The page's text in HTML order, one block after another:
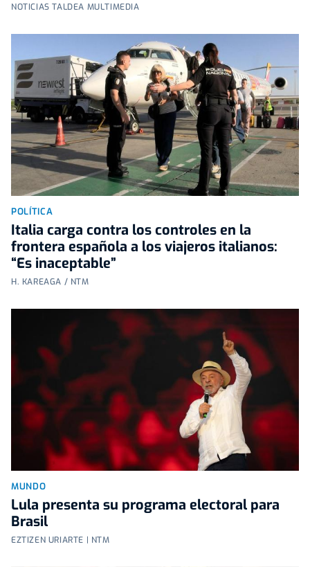
NOTICIAS TALDEA MULTIMEDIA
POLÍTICA
Italia carga contra los controles en la
frontera española a los viajeros italianos:
“Es inaceptable”
H. KAREAGA / NTM
MUNDO
Lula presenta su programa electoral para
Brasil
EZTIZEN URIARTE | NTM